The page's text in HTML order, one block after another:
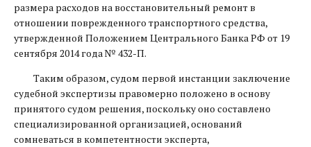
размера расходов на восстановительный ремонт в
отношении поврежденного транспортного средства,
утвержденной Положением Центрального Банка РФ от 19
сентября 2014 года № 432-П.
Таким образом, судом первой инстанции заключение
судебной экспертизы правомерно положено в основу
принятого судом решения, поскольку оно составлено
специализированной организацией, оснований
сомневаться в компетентности эксперта,